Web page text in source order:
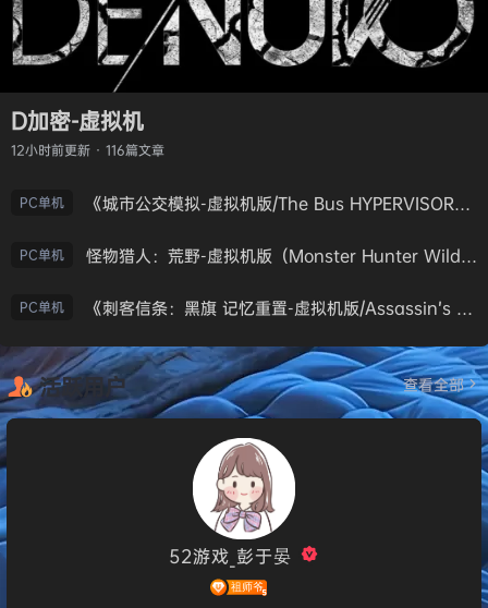
D加密-虚拟机
12小时前更新 · 116篇文章
PC单机 《城市公交模拟-虚拟机版/The Bus HYPERVISOR》免安装中文版
PC单机 怪物猎人：荒野-虚拟机版（Monster Hunter Wilds HYPERVISOR）免安装中文版
PC单机 《刺客信条：黑旗 记忆重置-虚拟机版/Assassin’s Creed Black Flag Resynced HYPERVISOR》免安装中文版
活跃用户 查看全部
52游戏_彭于晏